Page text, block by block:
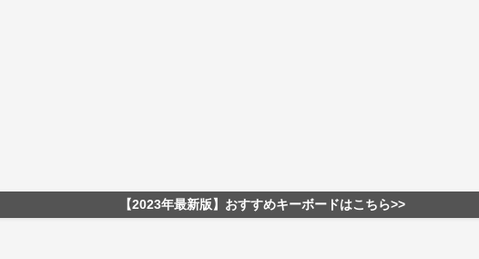
【2023年最新版】おすすめキーボードはこちら>>